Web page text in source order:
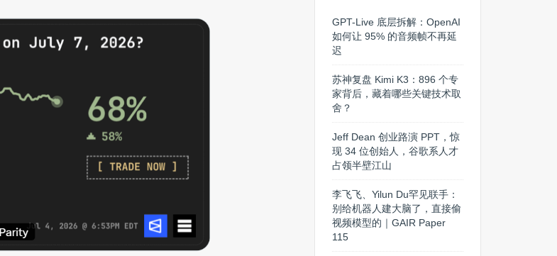
GPT-Live 底层拆解：OpenAI
如何让 95% 的音频帧不再延
迟
苏神复盘 Kimi K3：896 个专
家背后，藏着哪些关键技术取
舍？
Jeff Dean 创业路演 PPT，惊
现 34 位创始人，谷歌系人才
占领半壁江山
李飞飞、Yilun Du罕见联手：
别给机器人建大脑了，直接偷
视频模型的｜GAIR Paper
115